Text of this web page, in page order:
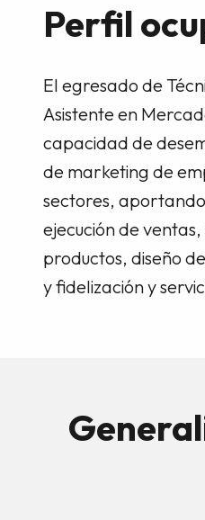
Perfil
El egresado de
Asistente en
capacidad de
de marketing de
sectores,
ejecución de
productos, diseño
y fidelización y